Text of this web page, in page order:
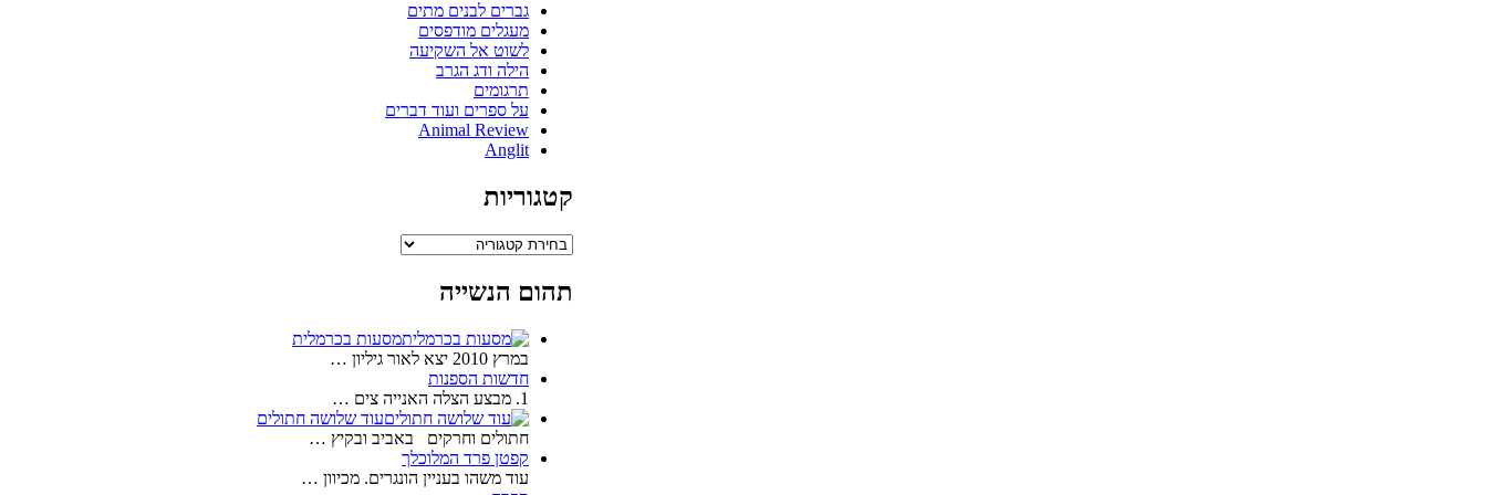
גברים לבנים מתים
מעגלים מודפסים
לשוט אל השקיעה
הילה ודג הגרב
תרגומים
על ספרים ועוד דברים
Animal Review
Anglit
קטגוריות
קטגוריות
תהום הנשייה
מסעות בכרמלית
במרץ 2010 יצא לאור גיליון …
חדשות הספנות
1. מבצע הצלה האנייה צים …
עוד שלושה חתולים
חתולים וחרקים באביב ובקיץ …
קפטן פרד המלוכלך
עוד משהו בעניין הונגרים. מכיוון …